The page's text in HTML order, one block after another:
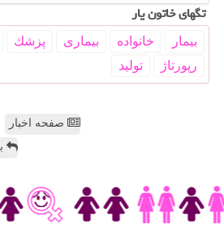
تگهای خاتون یار
بیمار خانواده بیماری پزشك
رپورتاژ
تولید
صفحه اخبار